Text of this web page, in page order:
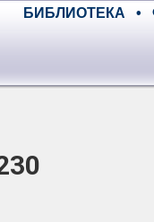
БИБЛИОТЕКА •